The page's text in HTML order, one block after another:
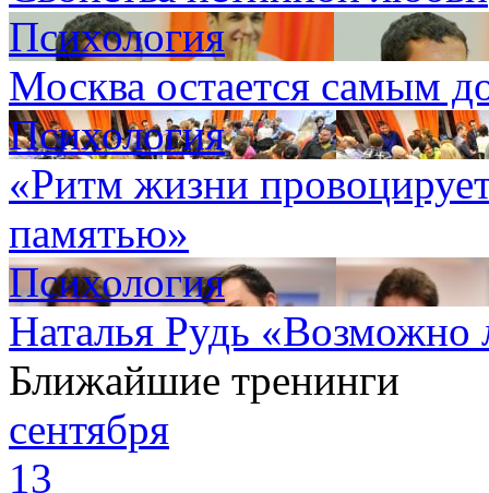
Психология
Москва остается самым
Психология
«Ритм жизни
памятью»
Психология
Наталья Рудь «Возможно
Ближайшие тренинги
сентября
13